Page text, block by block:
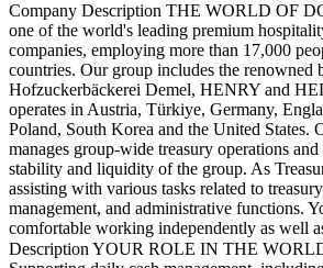
Company Description THE WORLD OF
one of the world's leading premium
companies, employing more than 17,000
countries. Our group includes the renowned
Hofzuckerbäckerei Demel, HENRY and
operates in Austria, Türkiye, Germany,
Poland, South Korea and the United States.
manages group-wide treasury operations
stability and liquidity of the group. As
assisting with various tasks related to
management, and administrative functions.
comfortable working independently as well
Description YOUR ROLE IN THE